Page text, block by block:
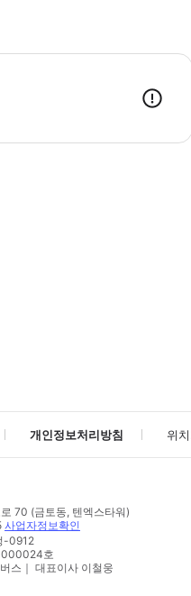
개인정보처리방침 위
70 (금토동, 텐엑스타워)
사업자정보확인
-0912
000024호
스｜ 대표이사 이철웅